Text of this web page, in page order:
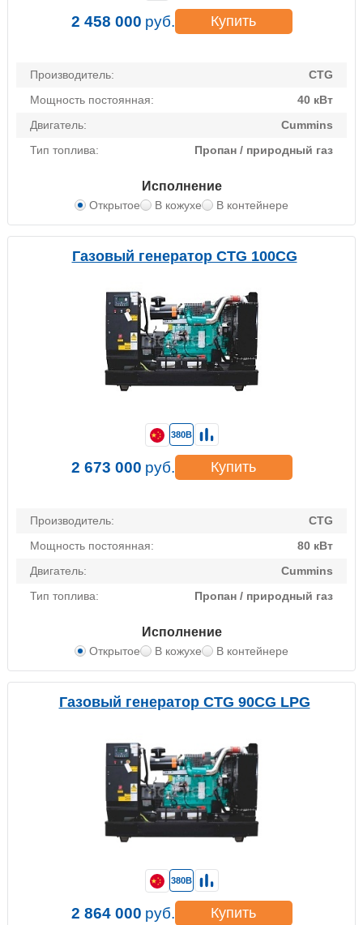
Производитель:
CTG
Мощность постоянная:
40 кВт
Двигатель:
Cummins
Тип топлива:
Пропан / природный газ
Исполнение
Открытое В кожухе В контейнере
2 458 000 руб. Купить
Газовый генератор CTG 100CG
Производитель:
CTG
Мощность постоянная:
80 кВт
Двигатель:
Cummins
Тип топлива:
Пропан / природный газ
Исполнение
Открытое В кожухе В контейнере
380В
2 673 000 руб. Купить
Газовый генератор CTG 90CG LPG
380В
2 864 000 руб. Купить